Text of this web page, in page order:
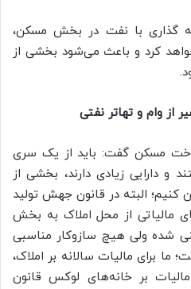
گذاری با نفت در بخش مسکن،
کرد و باعث می‌شود بخشی از
از وام و تهاتر نفتی
مسکن گفت: باید از یک سری
و دارایی زیادی دارند، بخشی از
کنیم؛ البته در قانون جهش تولید
مالیاتی از محل املاک به بخش
ولی هیچ سازوکار مناسبی
ما برای مالیات سالانه بر املاک،
بر خانه‌های لوکس قانون